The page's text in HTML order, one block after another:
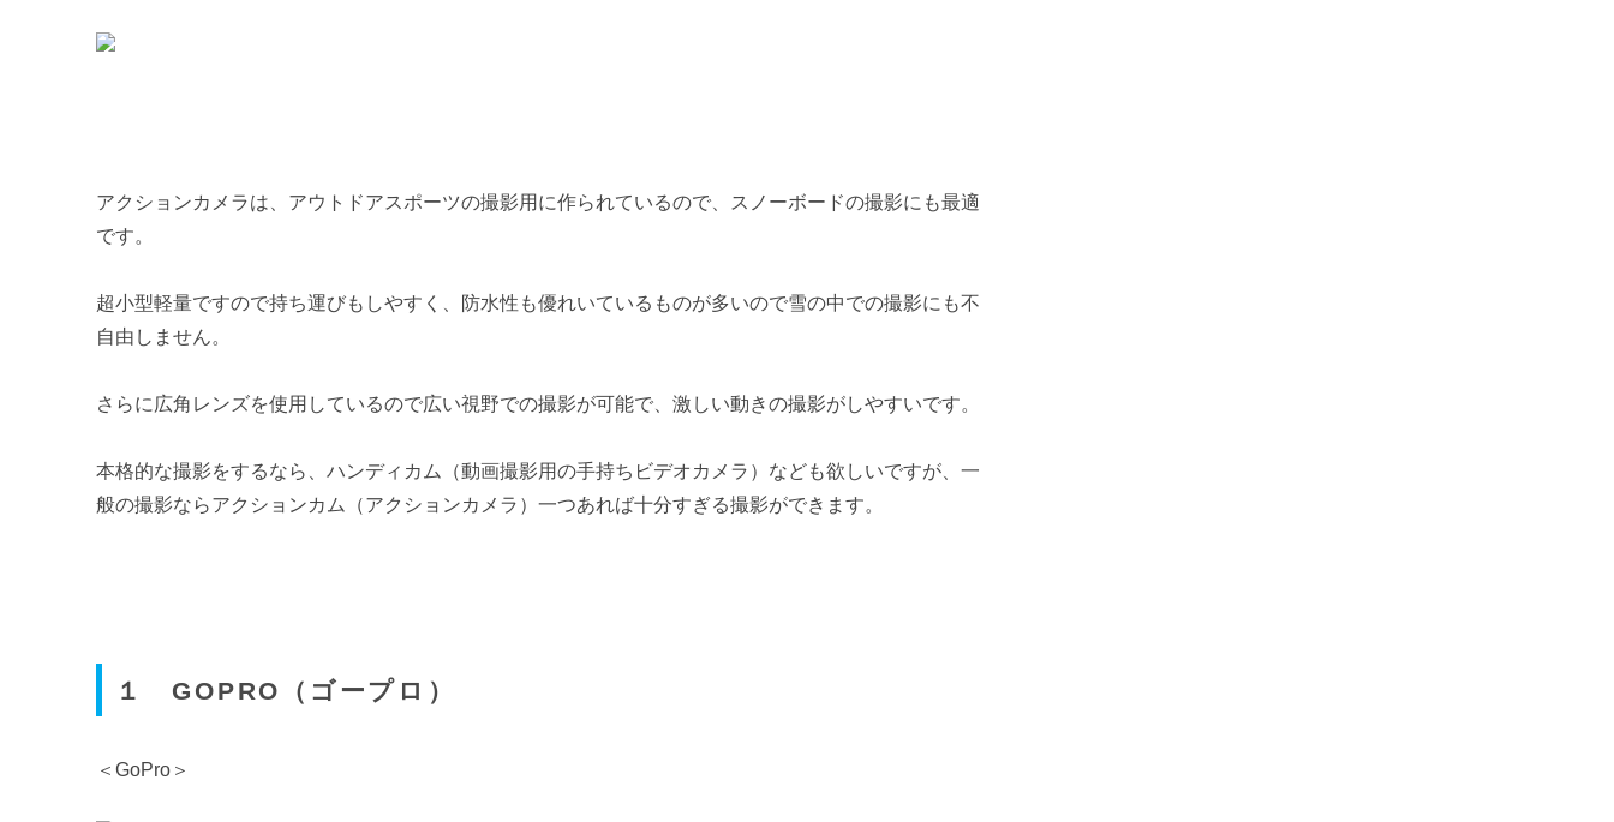
アクションカメラは、アウトドアスポーツの撮影用に作られているので、スノーボードの撮影にも最適
です。
超小型軽量ですので持ち運びもしやすく、防水性も優れいているものが多いので雪の中での撮影にも不
自由しません。
さらに広角レンズを使用しているので広い視野での撮影が可能で、激しい動きの撮影がしやすいです。
本格的な撮影をするなら、ハンディカム（動画撮影用の手持ちビデオカメラ）なども欲しいですが、一
般の撮影ならアクションカム（アクションカメラ）一つあれば十分すぎる撮影ができます。
１ GOPRO（ゴープロ）
＜GoPro＞